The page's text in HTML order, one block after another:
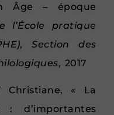
Âge – époque
l’École pratique
Section des
, 2017
Christiane, « La
: d’importantes